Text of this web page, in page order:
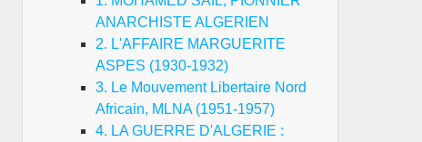
ANARCHISTE ALGERIEN
2. L'AFFAIRE MARGUERITE
ASPES (1930-1932)
3. Le Mouvement Libertaire Nord
Africain, MLNA (1951-1957)
4. LA GUERRE D'ALGERIE :